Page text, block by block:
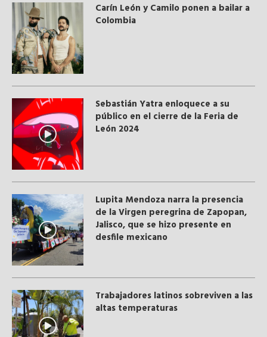
Carín León y Camilo ponen a bailar a
Colombia
Sebastián Yatra enloquece a su
público en el cierre de la Feria de
León 2024
Lupita Mendoza narra la presencia
de la Virgen peregrina de Zapopan,
Jalisco, que se hizo presente en
desfile mexicano
Trabajadores latinos sobreviven a las
altas temperaturas